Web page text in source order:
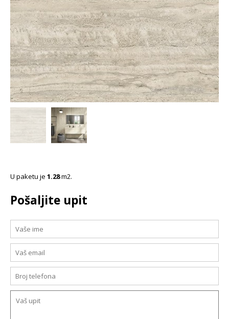
U paketu je 1.28m2.
Pošaljite upit